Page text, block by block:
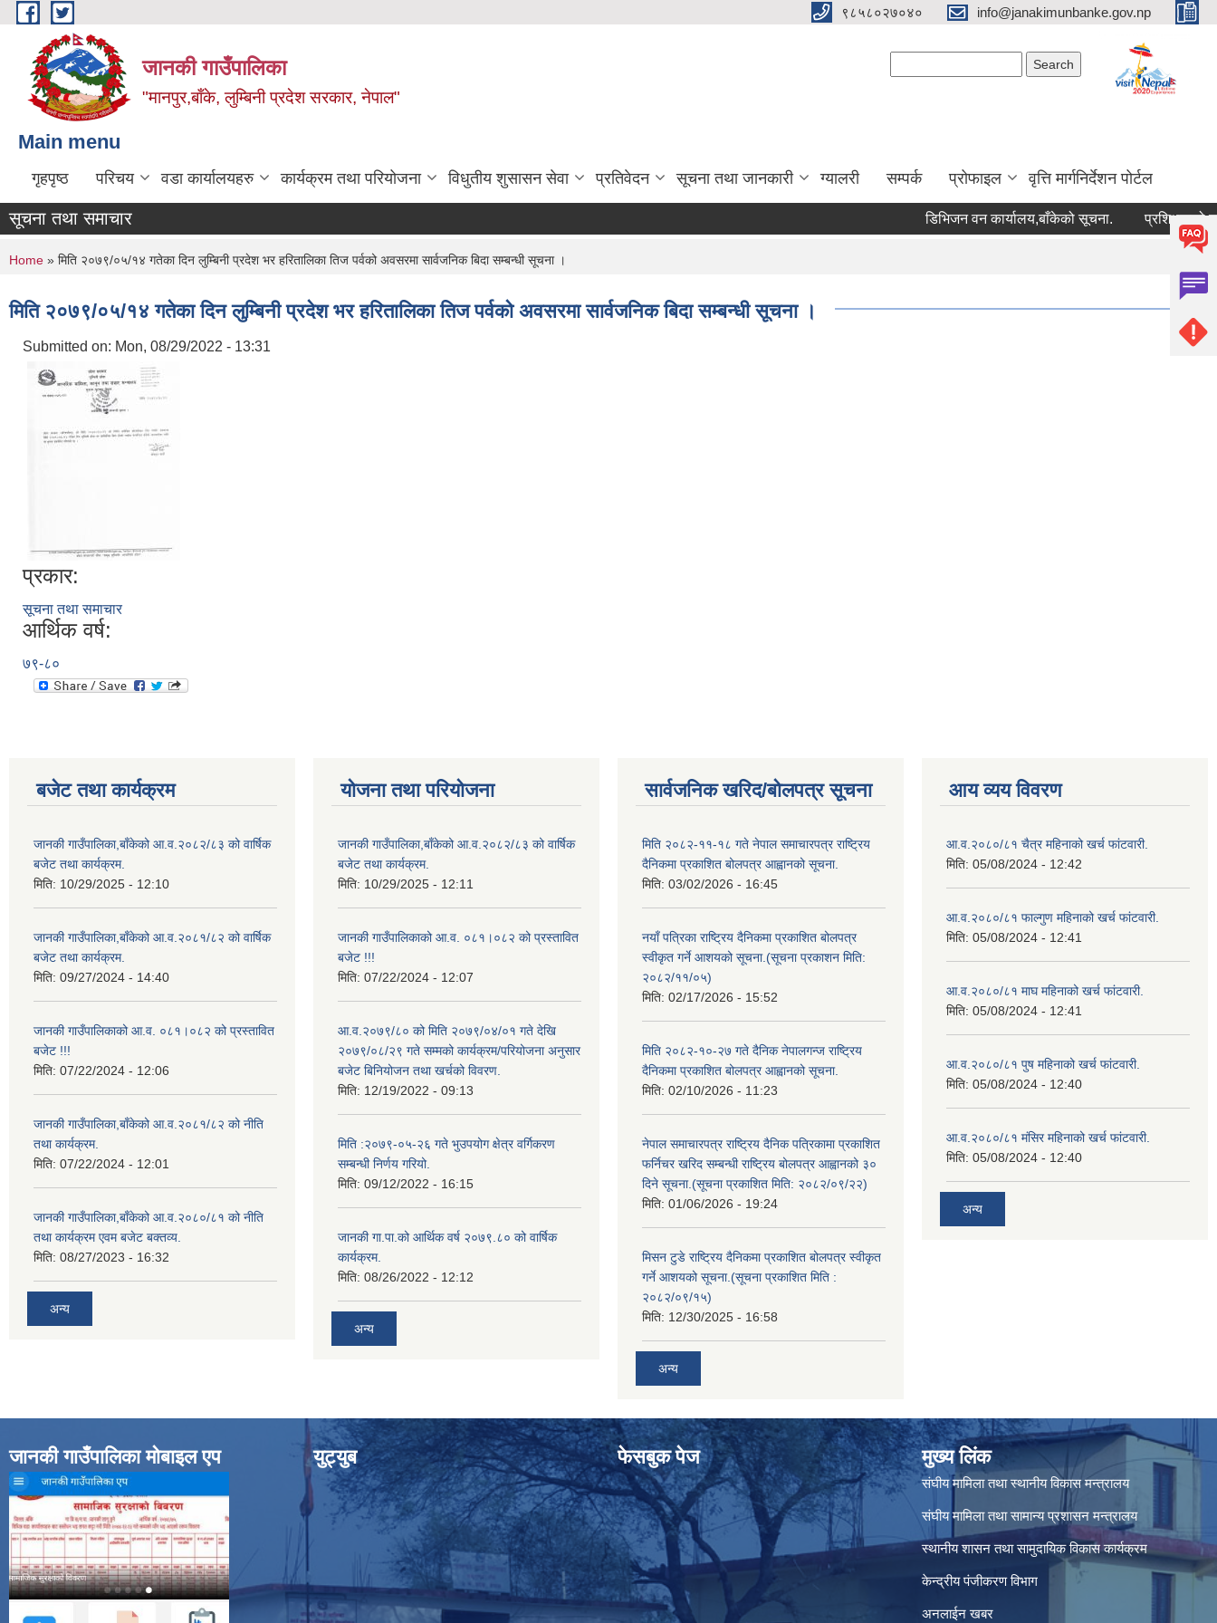
Skip to main content ९८५८०२७०४० info@janakimunbanke.gov.np
जानकी गाउँपालिका
"मानपुर,बाँके, लुम्बिनी प्रदेश सरकार, नेपाल"
Main menu
गृहपृष्ठ परिचय वडा कार्यालयहरु कार्यक्रम तथा परियोजना विधुतीय शुसासन सेवा प्रतिवेदन सूचना तथा जानकारी ग्यालरी सम्पर्क प्रोफाइल वृत्ति मार्गनिर्देशन पोर्टल
सूचना तथा समाचार डिभिजन वन कार्यालय,बाँकेको सूचना. प्रशिक्षकको सूची
You are here
Home » मिति २०७९/०५/१४ गतेका दिन लुम्बिनी प्रदेश भर हरितालिका तिज पर्वको अवसरमा सार्वजनिक बिदा सम्बन्धी सूचना ।
मिति २०७९/०५/१४ गतेका दिन लुम्बिनी प्रदेश भर हरितालिका तिज पर्वको अवसरमा सार्वजनिक बिदा सम्बन्धी सूचना ।
Submitted on: Mon, 08/29/2022 - 13:31
प्रकार:
सूचना तथा समाचार
आर्थिक वर्ष:
७९-८०
बजेट तथा कार्यक्रम
जानकी गाउँपालिका,बाँकेको आ.व.२०८२/८३ को वार्षिक
बजेट तथा कार्यक्रम.
मिति: 10/29/2025 - 12:10
जानकी गाउँपालिका,बाँकेको आ.व.२०८१/८२ को वार्षिक
बजेट तथा कार्यक्रम.
मिति: 09/27/2024 - 14:40
जानकी गाउँपालिकाको आ.व. ०८१।०८२ को प्रस्तावित
बजेट !!!
मिति: 07/22/2024 - 12:06
जानकी गाउँपालिका,बाँकेको आ.व.२०८१/८२ को नीति
तथा कार्यक्रम.
मिति: 07/22/2024 - 12:01
जानकी गाउँपालिका,बाँकेको आ.व.२०८०/८१ को नीति
तथा कार्यक्रम एवम बजेट बक्तव्य.
मिति: 08/27/2023 - 16:32
अन्य
योजना तथा परियोजना
जानकी गाउँपालिका,बाँकेको आ.व.२०८२/८३ को वार्षिक
बजेट तथा कार्यक्रम.
मिति: 10/29/2025 - 12:11
जानकी गाउँपालिकाको आ.व. ०८१।०८२ को प्रस्तावित
बजेट !!!
मिति: 07/22/2024 - 12:07
आ.व.२०७९/८० को मिति २०७९/०४/०१ गते देखि
२०७९/०८/२९ गते सम्मको कार्यक्रम/परियोजना अनुसार
बजेट बिनियोजन तथा खर्चको विवरण.
मिति: 12/19/2022 - 09:13
मिति :२०७९-०५-२६ गते भुउपयोग क्षेत्र वर्गिकरण
सम्बन्धी निर्णय गरियो.
मिति: 09/12/2022 - 16:15
जानकी गा.पा.को आर्थिक वर्ष २०७९.८० को वार्षिक
कार्यक्रम.
मिति: 08/26/2022 - 12:12
अन्य
सार्वजनिक खरिद/बोलपत्र सूचना
मिति २०८२-११-१८ गते नेपाल समाचारपत्र राष्ट्रिय
दैनिकमा प्रकाशित बोलपत्र आह्वानको सूचना.
मिति: 03/02/2026 - 16:45
नयाँ पत्रिका राष्ट्रिय दैनिकमा प्रकाशित बोलपत्र
स्वीकृत गर्ने आशयको सूचना.(सूचना प्रकाशन मिति:
२०८२/११/०५)
मिति: 02/17/2026 - 15:52
मिति २०८२-१०-२७ गते दैनिक नेपालगन्ज राष्ट्रिय
दैनिकमा प्रकाशित बोलपत्र आह्वानको सूचना.
मिति: 02/10/2026 - 11:23
नेपाल समाचारपत्र राष्ट्रिय दैनिक पत्रिकामा प्रकाशित
फर्निचर खरिद सम्बन्धी राष्ट्रिय बोलपत्र आह्वानको ३०
दिने सूचना.(सूचना प्रकाशित मिति: २०८२/०९/२२)
मिति: 01/06/2026 - 19:24
मिसन टुडे राष्ट्रिय दैनिकमा प्रकाशित बोलपत्र स्वीकृत
गर्ने आशयको सूचना.(सूचना प्रकाशित मिति :
२०८२/०९/१५)
मिति: 12/30/2025 - 16:58
अन्य
आय व्यय विवरण
आ.व.२०८०/८१ चैत्र महिनाको खर्च फांटवारी.
मिति: 05/08/2024 - 12:42
आ.व.२०८०/८१ फाल्गुण महिनाको खर्च फांटवारी.
मिति: 05/08/2024 - 12:41
आ.व.२०८०/८१ माघ महिनाको खर्च फांटवारी.
मिति: 05/08/2024 - 12:41
आ.व.२०८०/८१ पुष महिनाको खर्च फांटवारी.
मिति: 05/08/2024 - 12:40
आ.व.२०८०/८१ मंसिर महिनाको खर्च फांटवारी.
मिति: 05/08/2024 - 12:40
अन्य
जानकी गाउँपालिका मोबाइल एप युट्युब फेसबुक पेज मुख्य लिंक
संघीय मामिला तथा स्थानीय विकास मन्त्रालय
संघीय मामिला तथा सामान्य प्रशासन मन्त्रालय
स्थानीय शासन तथा सामुदायिक विकास कार्यक्रम
केन्द्रीय पंजीकरण विभाग
अनलाईन खबर